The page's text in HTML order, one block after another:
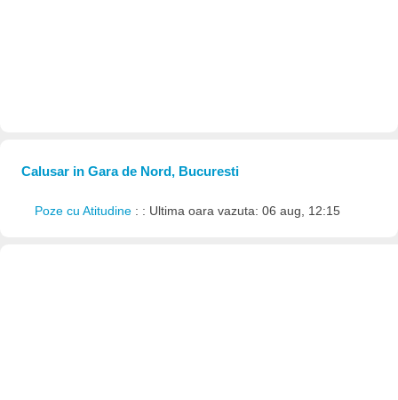
Calusar in Gara de Nord, Bucuresti
Poze cu Atitudine : : Ultima oara vazuta: 06 aug, 12:15